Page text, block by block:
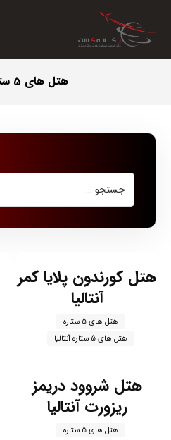
هتل های 5 ستاره آنتالیا
هتل کورندون پلایا کمر
آنتالیا
هتل های 5 ستاره
هتل های 5 ستاره آنتالیا
هتل شروود دریمز
ریزورت آنتالیا
هتل های 5 ستاره